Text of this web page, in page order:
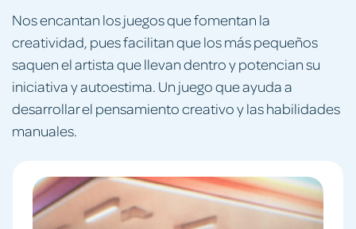
Nos encantan los juegos que fomentan la
creatividad, pues facilitan que los más pequeños
saquen el artista que llevan dentro y potencian su
iniciativa y autoestima. Un juego que ayuda a
desarrollar el pensamiento creativo y las habilidades
manuales.